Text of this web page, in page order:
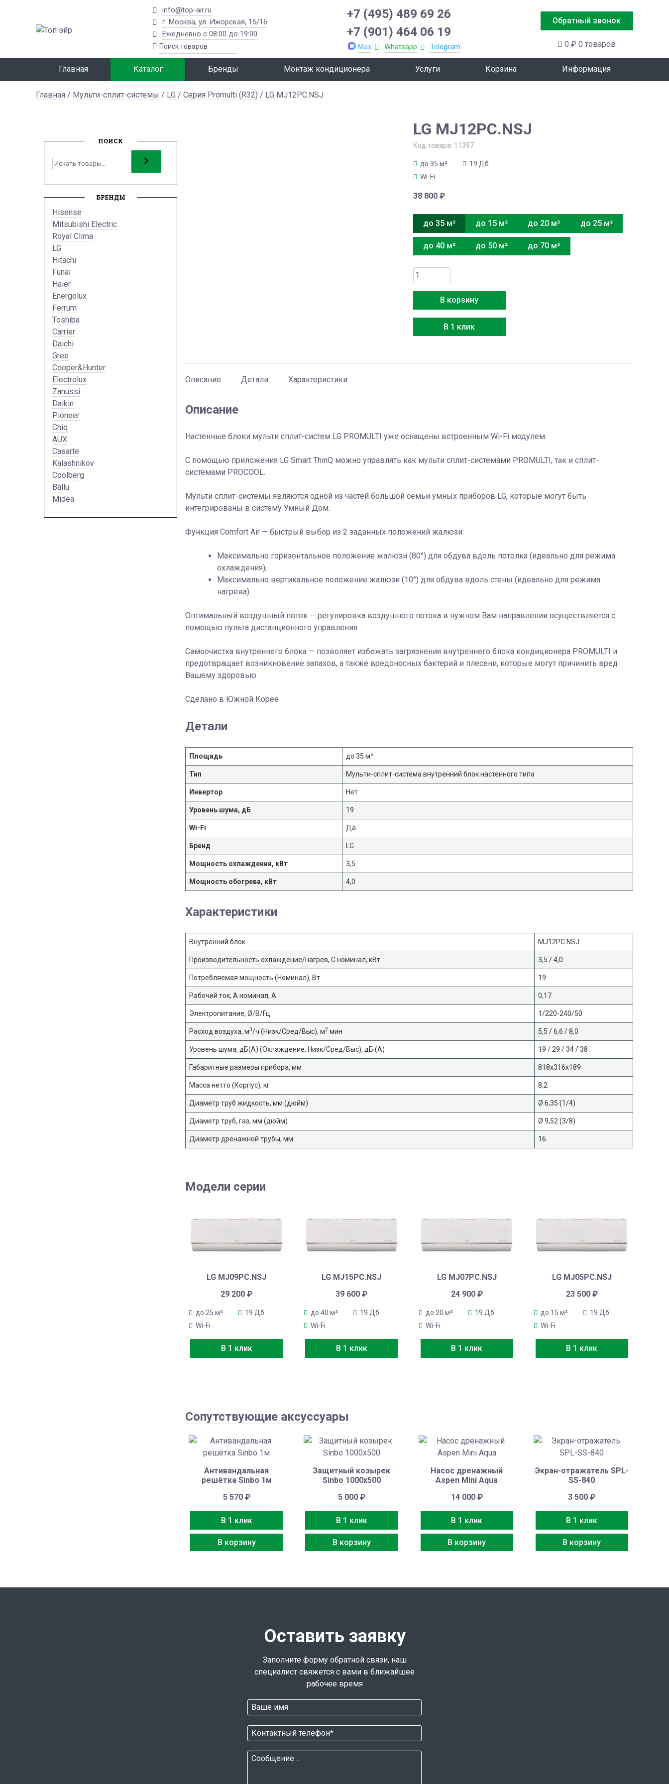
info@top-air.ru
г. Москва, ул. Ижорская, 15/16
Ежедневно с 08:00 до 19:00
+7 (495) 489 69 26
+7 (901) 464 06 19
Max Whatsapp Telegram
Обратный звонок
0 ₽ 0 товаров
Главная Каталог Бренды Монтаж кондиционера Услуги Корзина Информация
Главная / Мульти-сплит-системы / LG / Серия Promulti (R32) / LG MJ12PC.NSJ
LG MJ12PC.NSJ
Код товара: 11397
до 35 м²
19 Дб
Wi-Fi
38 800 ₽
до 35 м² до 15 м² до 20 м² до 25 м²
до 40 м² до 50 м² до 70 м²
Количество
товара
MJ12PC.NSJ
В корзину
В 1 клик
Описание Детали Характеристики
Описание
Настенные блоки мульти сплит-систем LG PROMULTI уже оснащены встроенным Wi-Fi модулем.
С помощью приложения LG Smart ThinQ можно управлять как мульти сплит-системами PROMULTI, так и сплит-
системами PROCOOL.
Мульти сплит-системы являются одной из частей большой семьи умных приборов LG, которые могут быть
интегрированы в систему Умный Дом.
Функция Comfort Air — быстрый выбор из 2 заданных положений жалюзи:
Максимально горизонтальное положение жалюзи (80°) для обдува вдоль потолка (идеально для режима
охлаждения);
Максимально вертикальное положение жалюзи (10°) для обдува вдоль стены (идеально для режима
нагрева).
Оптимальный воздушный поток — регулировка воздушного потока в нужном Вам направлении осуществляется с
помощью пульта дистанционного управления
Самоочистка внутреннего блока — позволяет избежать загрязнения внутреннего блока кондиционера PROMULTI и
предотвращает возникновение запахов, а также вредоносных бактерий и плесени, которые могут причинить вред
Вашему здоровью.
Сделано в Южной Корее
Детали
Площадь до 35 м²
Тип Мульти-сплит-система внутренний блок настенного типа
Инвертор Нет
Уровень шума, дБ 19
Wi-Fi Да
Бренд LG
Мощность охлаждения, кВт 3,5
Мощность обогрева, кВт 4,0
Характеристики
Внутренний блок MJ12PC.NSJ
Производительность охлаждение/нагрев, С номинал, кВт 3,5 / 4,0
Потребляемая мощность (Номинал), Вт 19
Рабочий ток, А номинал, А 0,17
Электропитание, Ø/В/Гц 1/220-240/50
Расход воздуха, м3/ч (Низк/Сред/Выс), м2 мин 5,5 / 6,6 / 8,0
Уровень шума, дБ(A) (Охлаждение, Низк/Сред/Выс), дБ (А) 19 / 29 / 34 / 38
Габаритные размеры прибора, мм 818x316x189
Масса нетто (Корпус), кг 8,2
Диаметр труб жидкость, мм (дюйм) Ø 6,35 (1/4)
Диаметр труб, газ, мм (дюйм) Ø 9,52 (3/8)
Диаметр дренажной трубы, мм 16
Модели серии
LG MJ09PC.NSJ
29 200₽
до 25 м²
19 Дб
Wi-Fi
В 1 клик
LG MJ15PC.NSJ
39 600₽
до 40 м²
19 Дб
Wi-Fi
В 1 клик
LG MJ07PC.NSJ
24 900 ₽
до 20 м²
19 Дб
Wi-Fi
В 1 клик
LG MJ05PC.NSJ
23 500 ₽
до 15 м²
19 Дб
Wi-Fi
В 1 клик
Сопутствующие аксуссуары
Антивандальная
решётка Sinbo 1м
5 570 ₽
В 1 клик
В корзину
Защитный козырек
Sinbo 1000х500
5 000 ₽
В 1 клик
В корзину
Насос дренажный
Aspen Mini Aqua
14 000 ₽
В 1 клик
В корзину
Экран-отражатель SPL-
SS-840
3 500₽
В 1 клик
В корзину
ПОИСК
Поиск
БРЕНДЫ
Hisense
Mitsubishi Electric
Royal Clima
LG
Hitachi
Funai
Haier
Energolux
Ferrum
Toshiba
Carrier
Daichi
Gree
Cooper&Hunter
Electrolux
Zanussi
Daikin
Pioneer
Chiq
AUX
Casarte
Kalashnikov
Coolberg
Ballu
Midea
Оставить заявку
Заполните форму обратной связи, наш
специалист свяжется с вами в ближайшее
рабочее время